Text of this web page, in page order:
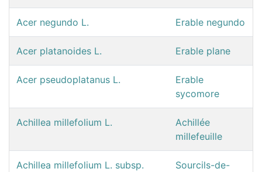
Acer negundo L. Erable negundo
Acer platanoides L. Erable plane
Acer pseudoplatanus L.
Erable
sycomore
Achillea millefolium L.
Achillée
millefeuille
Achillea millefolium L. subsp.
Sourcils-de-